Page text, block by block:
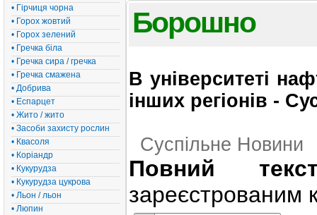
• Гірчиця чорна
• Горох жовтий
• Горох зелений
• Гречка біла
• Гречка сира / гречка
• Гречка смажена
• Добрива
• Еспарцет
• Жито / жито
• Засоби захисту рослин
• Квасоля
• Коріандр
• Кукурудза
• Кукурудза цукрова
• Льон / льон
• Люпин
Борошно
В університеті
інших регіонів -
Суспільне Новини
Повний
зареєстрованим